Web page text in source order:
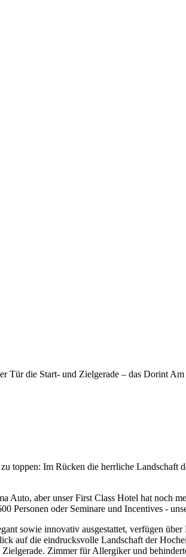
Tür die Start- und Zielgerade – das Dorint
toppen: Im Rücken die herrliche
Auto, aber unser First Class Hotel hat noch
Personen oder Seminare und Incentives -
sowie innovativ ausgestattet, verfügen
auf die eindrucksvolle Landschaft der
Zimmer für Allergiker und